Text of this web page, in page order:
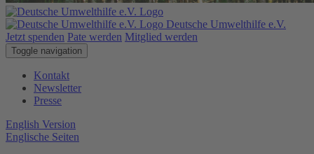
Deutsche Umwelthilfe e.V.
Jetzt spenden Pate werden Mitglied werden
Toggle navigation
Kontakt
Newsletter
Presse
English Version
Englische Seiten